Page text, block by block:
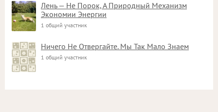
Лень — Не Порок, А Природный Механизм
Экономии Энергии
1 общий участник
Ничего Не Отвергайте. Мы Так Мало Знаем
1 общий участник